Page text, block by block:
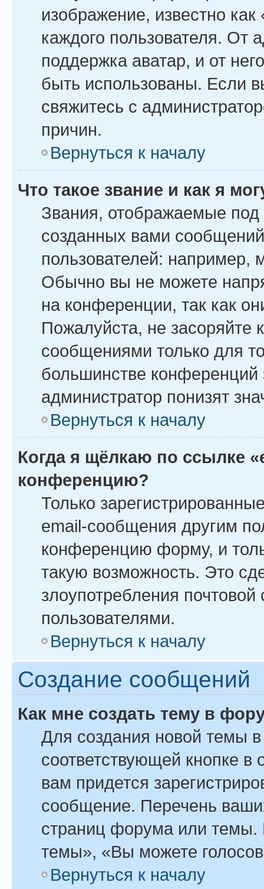
изображение, известно
каждого пользователя. От
поддержка аватар, и от
быть использованы. Если
свяжитесь с
причин.
Вернуться к началу
Что такое звание и как я
Звания, отображаемые
созданных вами
пользователей: например,
Обычно вы не можете
на конференции, так как
Пожалуйста, не
сообщениями только для
большинстве
администратор понизят
Вернуться к началу
Когда я щёлкаю по ссылке
конференцию?
Только
email-сообщения другим
конференцию форму, и
такую возможность. Это
злоупотребления
пользователями.
Вернуться к началу
Создание сообщений
Как мне создать тему в
Для создания новой темы
соответствующей кнопке
вам придется
сообщение. Перечень
страниц форума или
темы», «Вы можете
Вернуться к началу